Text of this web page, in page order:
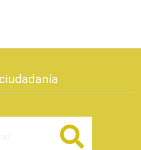
Buscar